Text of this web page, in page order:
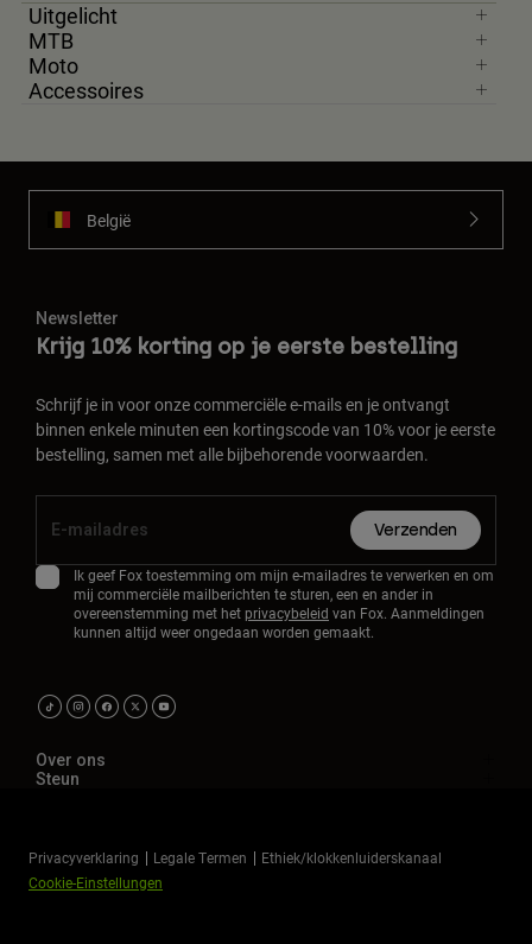
Uitgelicht
MTB
Moto
Accessoires
België
Newsletter
Krijg 10% korting op je eerste bestelling
Schrijf je in voor onze commerciële e-mails en je ontvangt
binnen enkele minuten een kortingscode van 10% voor je eerste
bestelling, samen met alle bijbehorende voorwaarden.
Verzenden
Ik geef Fox toestemming om mijn e-mailadres te verwerken en om
mij commerciële mailberichten te sturen, een en ander in
overeenstemming met het privacybeleid van Fox. Aanmeldingen
kunnen altijd weer ongedaan worden gemaakt.
Over ons
Steun
Privacyverklaring Legale Termen
Ethiek/klokkenluiderskanaal
Cookie-Einstellungen